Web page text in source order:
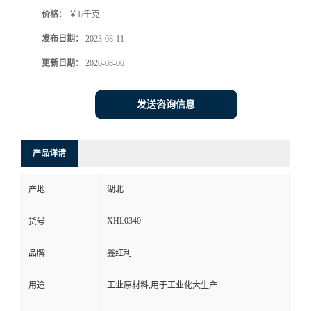
价格： ￥1/千克
发布日期： 2023-08-11
更新日期： 2026-08-06
发送咨询信息
产品详请
产地 湖北
货号 XHL0340
品牌 鑫红利
用途 工业原材料,用于工业化大生产